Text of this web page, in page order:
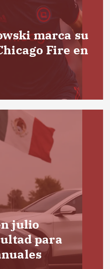
marca su
Fire en
julio
para